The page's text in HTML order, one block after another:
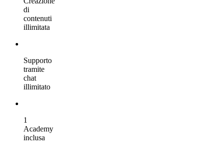
di
contenuti
illimitata
Supporto
tramite
chat
illimitato
1
Academy
inclusa